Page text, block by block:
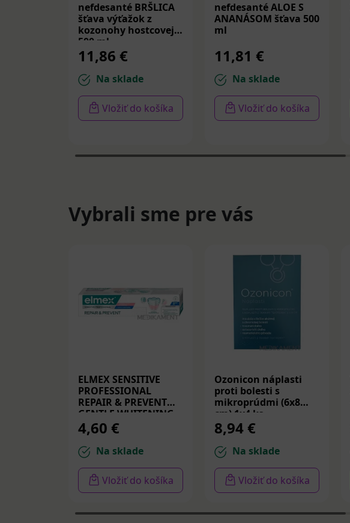
nefdesanté BRŠLICA
šťava výťažok z
kozonohy hostcovej
500 ml
11,86 €
Na sklade
Vložiť do košíka
nefdesanté ALOE S
ANANÁSOM šťava 500
ml
11,81 €
Na sklade
Vložiť do košíka
Vybrali sme pre vás
ELMEX SENSITIVE
PROFESSIONAL
REPAIR & PREVENT
GENTLE WHITENING,
zubná pasta 75 ml
4,60 €
Na sklade
Vložiť do košíka
Ozonicon náplasti
proti bolesti s
mikroprúdmi (6x8
cm) 1x4 ks
8,94 €
Na sklade
Vložiť do košíka